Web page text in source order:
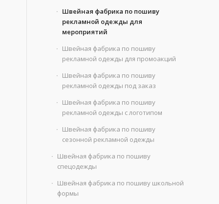
Швейная фабрика по пошиву
рекламной одежды для
мероприятий
Швейная фабрика по пошиву
рекламной одежды для промоакций
Швейная фабрика по пошиву
рекламной одежды под заказ
Швейная фабрика по пошиву
рекламной одежды с логотипом
Швейная фабрика по пошиву
сезонной рекламной одежды
Швейная фабрика по пошиву
спецодежды
Швейная фабрика по пошиву школьной
формы